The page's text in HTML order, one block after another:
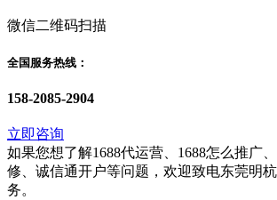
微信二维码扫描
全国服务热线：
158-2085-2904
立即咨询
如果您想了解1688代运营、1688怎么推广
修、诚信通开户等问题，欢迎致电东莞明
务。